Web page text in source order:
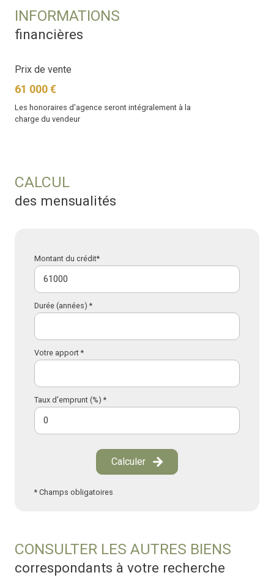
INFORMATIONS
financières
Prix de vente
61 000 €
Les honoraires d'agence seront intégralement à la
charge du vendeur
CALCUL
des mensualités
Montant du crédit*
Durée (années) *
Votre apport *
Taux d'emprunt (%) *
Calculer
* Champs obligatoires
CONSULTER LES AUTRES BIENS
correspondants à votre recherche